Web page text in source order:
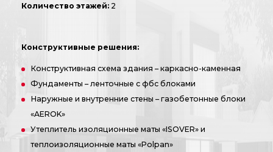
Количество этажей: 2
Конструктивные решения:
Конструктивная схема здания – каркасно-каменная
Фундаменты – ленточные с фбс блоками
Наружные и внутренние стены – газобетонные блоки
«AEROK»
Утеплитель изоляционные маты «ISOVER» и
теплоизоляционные маты «Polpan»